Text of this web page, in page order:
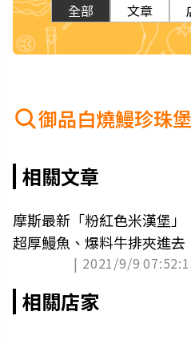
全部 文章
御品白燒鰻珍珠堡
相關文章
摩斯最新「粉紅色米漢堡」
超厚鰻魚、爆料牛排夾進去
一送一」好康| 2021/9/9
相關店家